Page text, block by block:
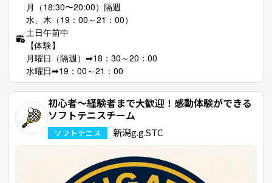
月（18:30〜20:00）隔週
水、木（19：00～21：00）
土日午前中
【体験】
月曜日（隔週）➡18：30～20：00
水曜日➡19：00～21：00
初心者〜経験者まで大歓迎！感動体験ができる
ソフトテニスチーム
ソフトテニス 新潟g.g.STC